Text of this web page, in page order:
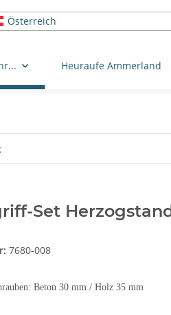
Österreich
Heuraufe Ammerland
Set
7680-008
Beton 30 mm / Holz 35 mm